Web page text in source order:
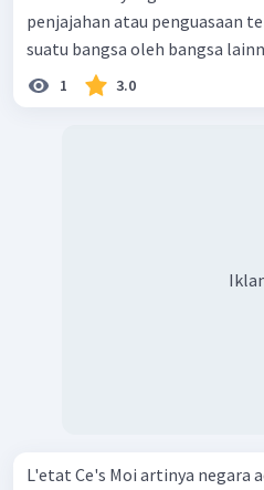
penjajahan atau penguasaan
suatu bangsa oleh bangsa
1 3.0
L'etat Ce's Moi artinya negara